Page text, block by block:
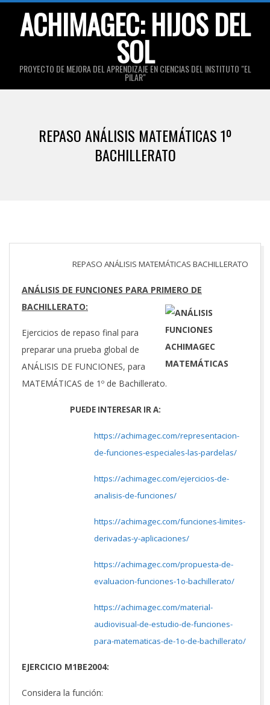
ACHIMAGEC: HIJOS DEL
SOL
PROYECTO DE MEJORA DEL APRENDIZAJE EN CIENCIAS DEL INSTITUTO "EL
PILAR"
REPASO ANÁLISIS MATEMÁTICAS 1º
BACHILLERATO
REPASO ANÁLISIS MATEMÁTICAS BACHILLERATO
ANÁLISIS DE FUNCIONES PARA PRIMERO DE
BACHILLERATO:
Ejercicios de repaso final para
preparar una prueba global de
ANÁLISIS DE FUNCIONES, para
MATEMÁTICAS de 1º de Bachillerato.
PUEDE INTERESAR IR A:
https://achimagec.com/representacion-
de-funciones-especiales-las-pardelas/
https://achimagec.com/ejercicios-de-
analisis-de-funciones/
https://achimagec.com/funciones-limites-
derivadas-y-aplicaciones/
https://achimagec.com/propuesta-de-
evaluacion-funciones-1o-bachillerato/
https://achimagec.com/material-
audiovisual-de-estudio-de-funciones-
para-matematicas-de-1o-de-bachillerato/
EJERCICIO M1BE2004:
Considera la función: